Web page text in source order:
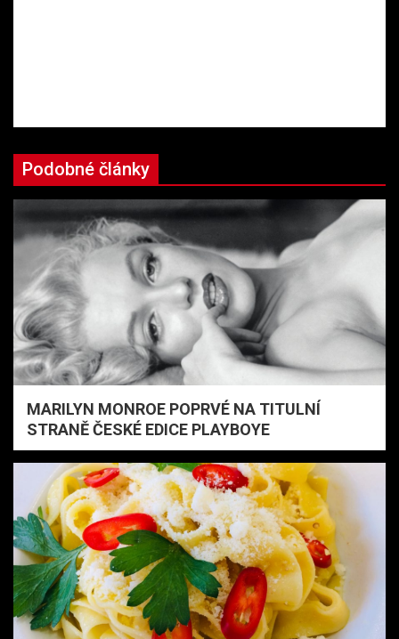
Podobné články
MARILYN MONROE POPRVÉ NA TITULNÍ
STRANĚ ČESKÉ EDICE PLAYBOYE